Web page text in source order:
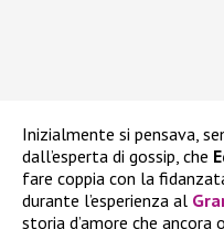
Inizialmente si pensava,
dall’esperta di gossip, che
fare coppia con la
durante l’esperienza al
storia d’amore che ancora